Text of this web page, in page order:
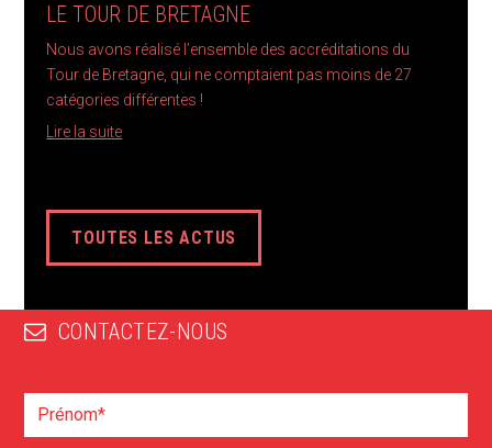
LE TOUR DE BRETAGNE
Nous avons réalisé l’ensemble des accréditations du
Tour de Bretagne, qui ne comptaient pas moins de 27
catégories différentes !
Lire la suite
TOUTES LES ACTUS
CONTACTEZ-NOUS